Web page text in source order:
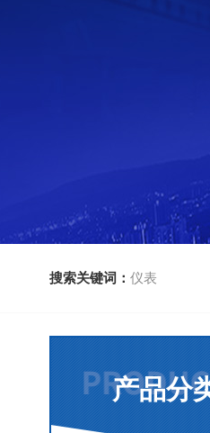
搜索关键词： 仪表
产品分